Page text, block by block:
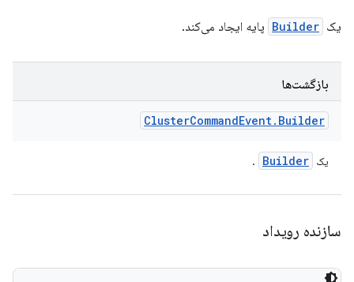
یک Builder پایه ایجاد می‌کند.
بازگشت‌ها
ClusterCommandEvent. Builder
یک Builder
.
سازنده رویداد